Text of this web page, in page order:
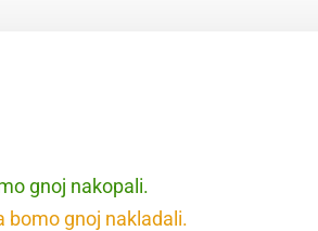
gnoj nakopali.
bomo gnoj nakladali.